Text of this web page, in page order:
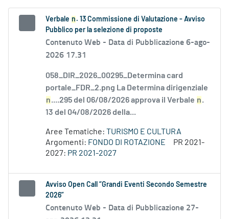
Verbale n . 13 Commissione di Valutazione - Avviso
Pubblico per la selezione di proposte
Contenuto Web - Data di Pubblicazione 6-ago-
2026 17.31
058_DIR_2026_00295_Determina card
portale_FDR_2.png La Determina dirigenziale
n....295 del 06/08/2026 approva il Verbale n.
13 del 04/08/2026 della...
Aree Tematiche: TURISMO E CULTURA
Argomenti: FONDO DI ROTAZIONE
PR 2021-
2027: PR 2021-2027
Avviso Open Call “Grandi Eventi Secondo Semestre
2026”
Contenuto Web - Data di Pubblicazione 27-